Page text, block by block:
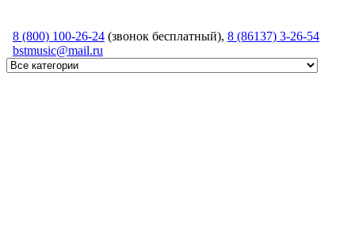
8 (800) 100-26-24 (звонок бесплатный), 8 (86137) 3-26-54
bstmusic@mail.ru